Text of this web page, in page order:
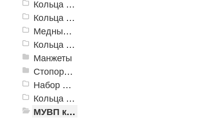
Кольца уплотнительные из фторкаучука FKM
Кольца уплотнительные силиконовые
Медные шайбы
Кольца USIT
Манжеты
Стопорные кольца
Набор для изготовления уплотнительных колец
Кольца уплотнительные для камлоков
МУВП кольца, втулки, "звездочки"